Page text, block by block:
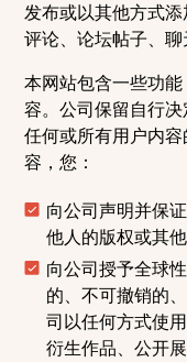
发布或以其他方式
评论、论坛帖子、聊
本网站包含一些功
容。公司保留自行
任何或所有用户内
容，您：
向公司声明并保
他人的版权或其
向公司授予全球
的、不可撤销的
司以任何方式使
衍生作品、公开